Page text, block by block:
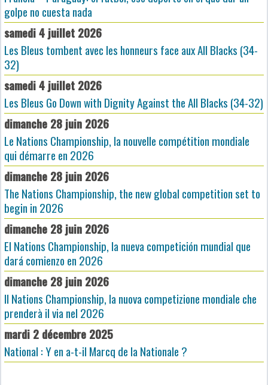
golpe no cuesta nada
samedi 4 juillet 2026
Les Bleus tombent avec les honneurs face aux All Blacks (34-
32)
samedi 4 juillet 2026
Les Bleus Go Down with Dignity Against the All Blacks (34-32)
dimanche 28 juin 2026
Le Nations Championship, la nouvelle compétition mondiale
qui démarre en 2026
dimanche 28 juin 2026
The Nations Championship, the new global competition set to
begin in 2026
dimanche 28 juin 2026
El Nations Championship, la nueva competición mundial que
dará comienzo en 2026
dimanche 28 juin 2026
Il Nations Championship, la nuova competizione mondiale che
prenderà il via nel 2026
mardi 2 décembre 2025
National : Y en a-t-il Marcq de la Nationale ?